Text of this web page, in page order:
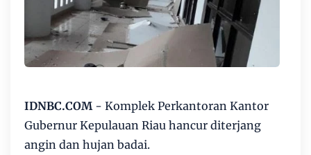
IDNBC.COM- Komplek Perkantoran Kantor
Gubernur Kepulauan Riau hancur diterjang
angin dan hujan badai.